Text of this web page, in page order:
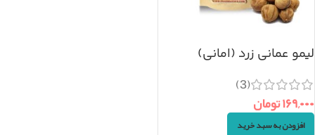
لیمو عمانی زرد (امانی)
(3)
۱۶۹,۰۰۰تومان
افزودن به سبد خرید